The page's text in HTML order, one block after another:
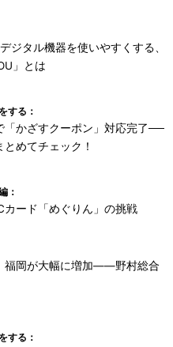
ジタル機器を使いやすくする、
」とは
する：
「かざすクーポン」対応完了──
めてチェック！
：
カード「めぐりん」の挑戦
福岡が大幅に増加――野村総合
する：